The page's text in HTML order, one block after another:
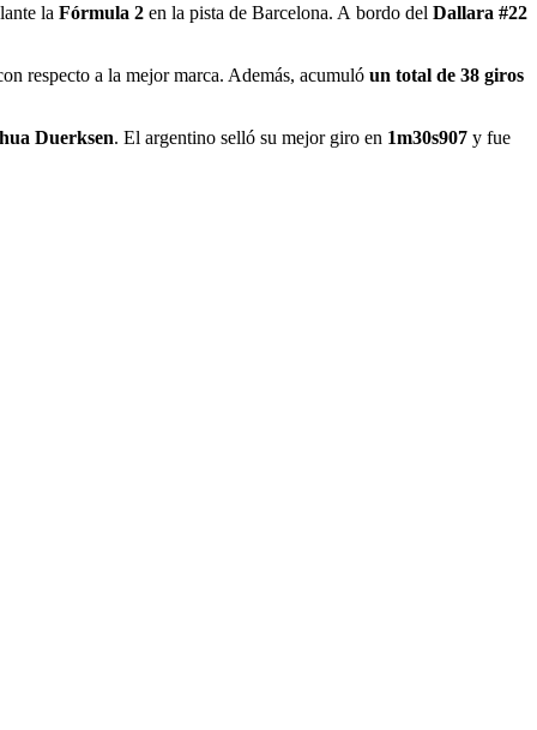
la Fórmula 2 en la pista de Barcelona. A bordo del Dallara #22
respecto a la mejor marca. Además, acumuló un total de 38 giros
Duerksen. El argentino selló su mejor giro en 1m30s907 y fue